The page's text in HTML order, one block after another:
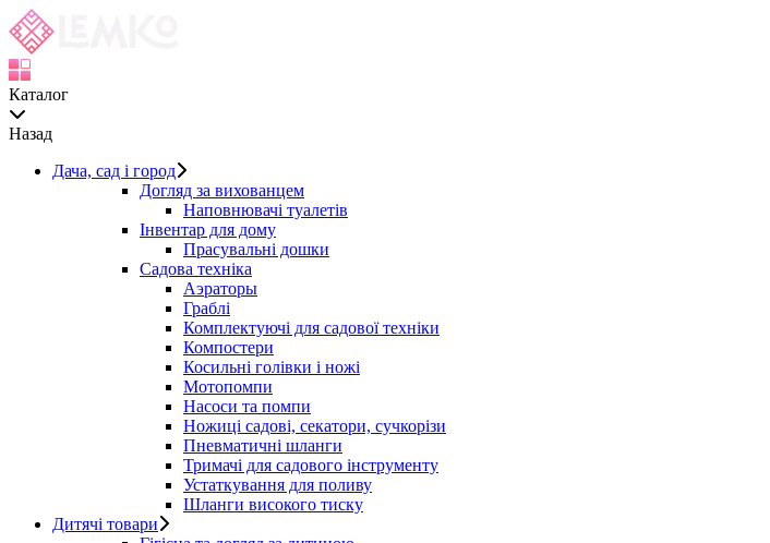
Каталог
Назад
Дача, сад і город
Догляд за вихованцем
Наповнювачі туалетів
Інвентар для дому
Прасувальні дошки
Садова техніка
Аэраторы
Граблі
Комплектуючі для садової техніки
Компостери
Косильні голівки і ножі
Мотопомпи
Насоси та помпи
Ножиці садові, секатори, сучкорізи
Пневматичні шланги
Тримачі для садового інструменту
Устаткування для поливу
Шланги високого тиску
Дитячі товари